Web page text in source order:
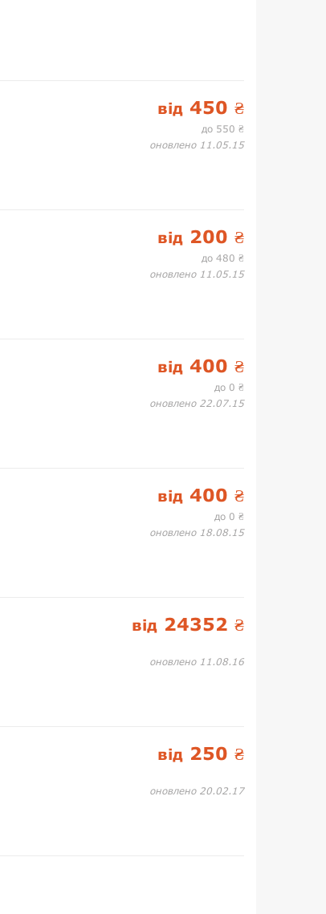
від 450 ₴
до 550 ₴
оновлено 11.05.15
від 200 ₴
до 480 ₴
оновлено 11.05.15
від 400 ₴
до 0 ₴
оновлено 22.07.15
від 400 ₴
до 0 ₴
оновлено 18.08.15
від 24352 ₴
оновлено 11.08.16
від 250 ₴
оновлено 20.02.17